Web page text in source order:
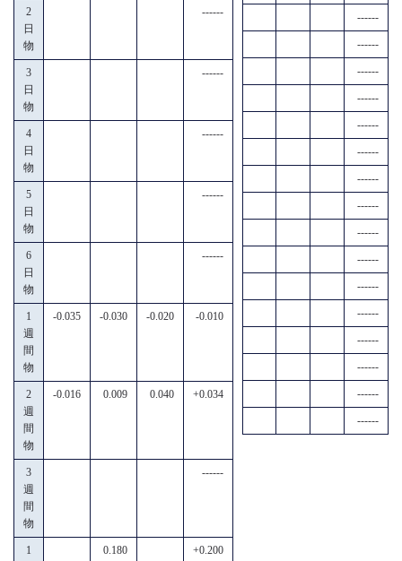
2
日
物
------
3
日
物
------
4
日
物
------
5
日
物
------
6
日
物
------
1
週
間
物
-0.035 -0.030 -0.020 -0.010
2
週
間
物
-0.016 0.009 0.040 +0.034
3
週
間
物
------
1
0.180 +0.200
------
------
------
------
------
------
------
------
------
------
------
------
------
------
------
------